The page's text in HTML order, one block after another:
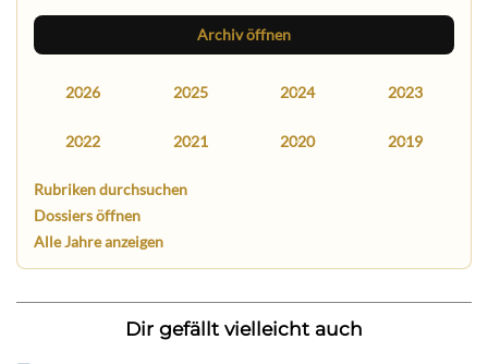
Archiv öffnen
2026 2025 2024 2023
2022 2021 2020 2019
Rubriken durchsuchen
Dossiers öffnen
Alle Jahre anzeigen
Dir gefällt vielleicht auch